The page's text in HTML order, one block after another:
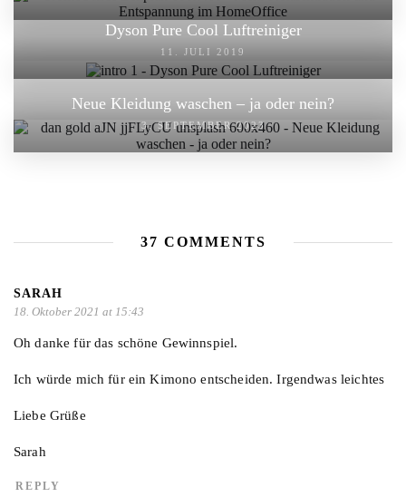
Dyson Pure Cool Luftreiniger
11. JULI 2019
Neue Kleidung waschen – ja oder nein?
3. SEPTEMBER 2023
37 COMMENTS
SARAH
18. Oktober 2021 at 15:43
Oh danke für das schöne Gewinnspiel.
Ich würde mich für ein Kimono entscheiden. Irgendwas leichtes
Liebe Grüße
Sarah
REPLY